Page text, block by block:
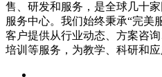
售、研发和服务，是全球几十
服务中心。我们始终秉承“完美
客户提供从行业动态、方案咨
培训等服务，为教学、科研和应